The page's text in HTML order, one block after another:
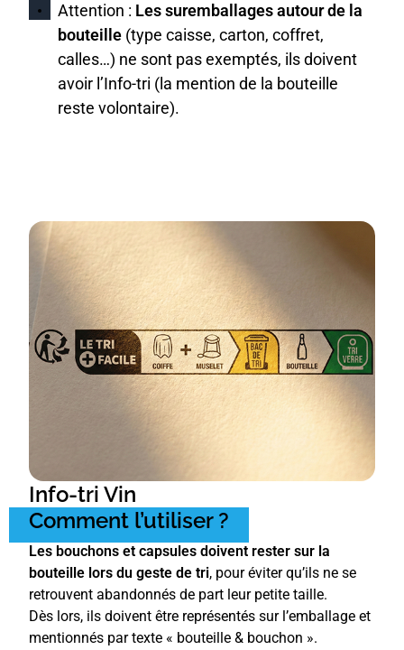
Attention : Les suremballages autour de la
bouteille (type caisse, carton, coffret,
calles…) ne sont pas exemptés, ils doivent
avoir l’Info-tri (la mention de la bouteille
reste volontaire).
Info-tri Vin
Comment l’utiliser ?
Les bouchons et capsules doivent rester sur la
bouteille lors du geste de tri, pour éviter qu’ils ne se
retrouvent abandonnés de part leur petite taille.
Dès lors, ils doivent être représentés sur l’emballage et
mentionnés par texte « bouteille & bouchon ».